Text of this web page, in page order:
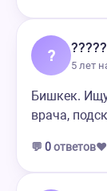
? ?????
5 лет
Бишкек.
врача,
💬 0ответов❤️